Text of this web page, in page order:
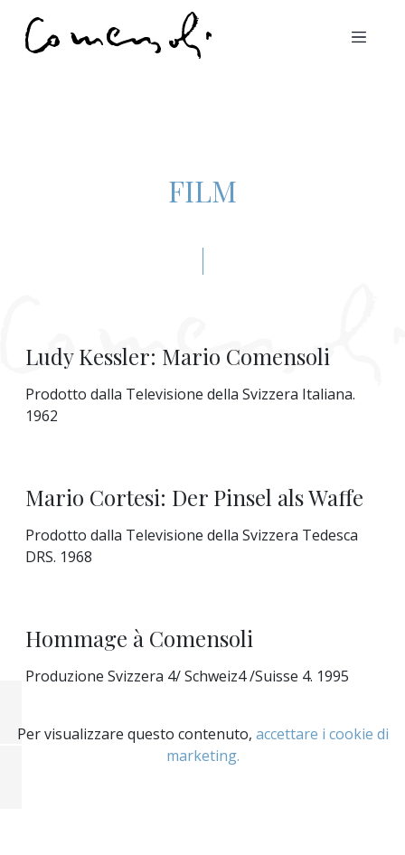
FILM
Ludy Kessler: Mario Comensoli
Prodotto dalla Televisione della Svizzera Italiana.
1962
Mario Cortesi: Der Pinsel als Waffe
Prodotto dalla Televisione della Svizzera Tedesca
DRS. 1968
Hommage à Comensoli
Produzione Svizzera 4/ Schweiz4 /Suisse 4. 1995
Per visualizzare questo contenuto, accettare i cookie di
marketing.